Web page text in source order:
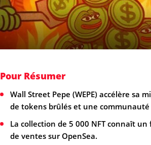
Pour Résumer
Wall Street Pepe (WEPE) accélère sa
de tokens brûlés et une communauté
La collection de 5 000 NFT connaît
de ventes sur OpenSea.